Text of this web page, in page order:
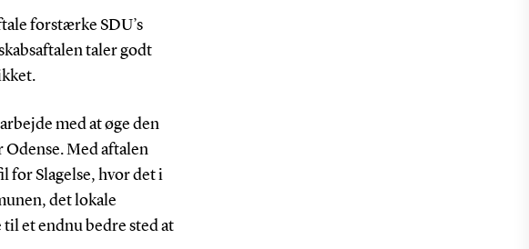
forstærke SDU’s
taler godt
med at øge den
Med aftalen
for Slagelse, hvor det i
det lokale
til et endnu bedre sted at